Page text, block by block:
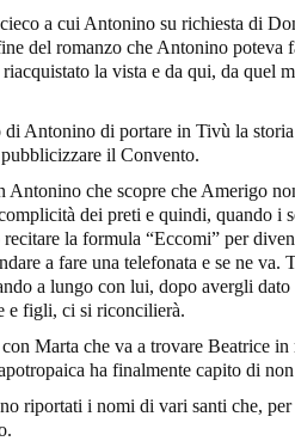
a cui Antonino su richiesta di
del romanzo che Antonino poteva
la vista e da qui, da quel
Antonino di portare in Tivù la
il Convento.
che scopre che Amerigo
dei preti e quindi, quando i
la formula “Eccomi” per
a fare una telefonata e se ne va.
a lungo con lui, dopo avergli
e figli, ci si riconcilierà.
Marta che va a trovare Beatrice
ha finalmente capito di
riportati i nomi di vari santi che,